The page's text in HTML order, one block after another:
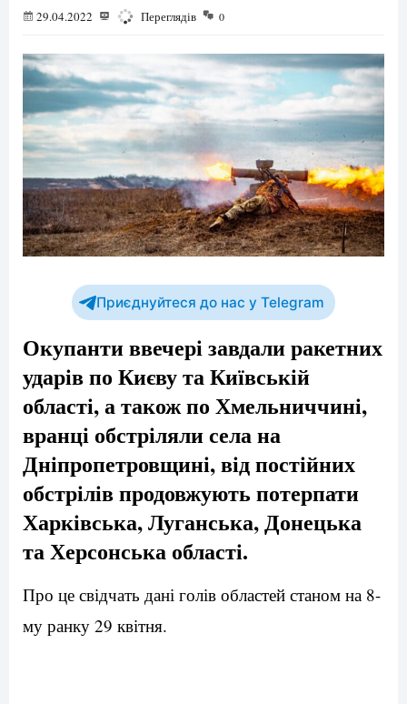
29.04.2022 1406 Переглядів 0
Приєднуйтеся до нас у Telegram
Окупанти ввечері завдали ракетних
ударів по Києву та Київській
області, а також по Хмельниччині,
вранці обстріляли села на
Дніпропетровщині, від постійних
обстрілів продовжують потерпати
Харківська, Луганська, Донецька
та Херсонська області.
Про це свідчать дані голів областей станом на 8-
му ранку 29 квітня.